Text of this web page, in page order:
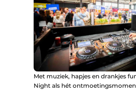
Met muziek, hapjes en drankjes
Night als hét